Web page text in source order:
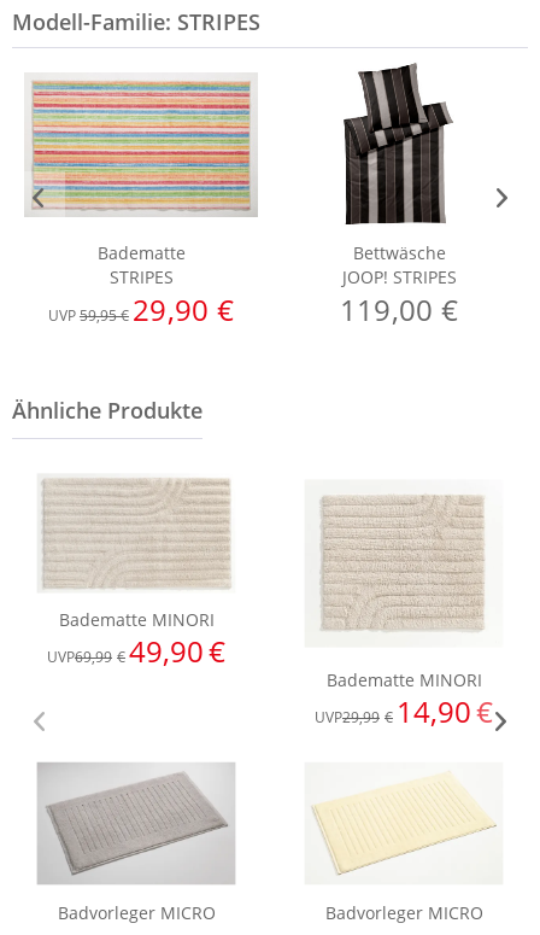
Modell-Familie: STRIPES
Badematte
STRIPES
UVP59,95 € 29,90 €
Bettwäsche
JOOP! STRIPES
119,00 €